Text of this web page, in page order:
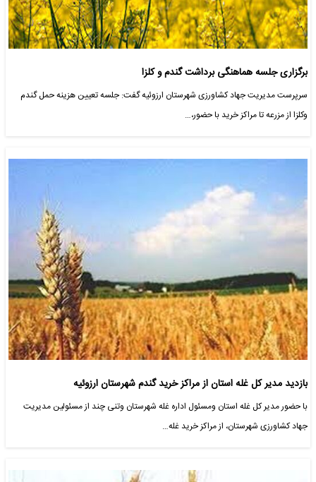
برگزاری جلسه هماهنگی برداشت گندم و کلزا
سرپرست مدیریت جهاد کشاورزی شهرستان ارزوئیه گفت: جلسه تعیین هزینه حمل گندم
وکلزا از مزرعه تا مراکز خرید با حضور،…
بازدید مدیر کل غله استان از مراکز خرید گندم شهرستان ارزوئیه
با حضور مدیر کل غله استان ومسئول اداره غله شهرستان وتنی چند از مسئولین مدیریت
جهاد کشاورزی شهرستان، از مراکز خرید غله…